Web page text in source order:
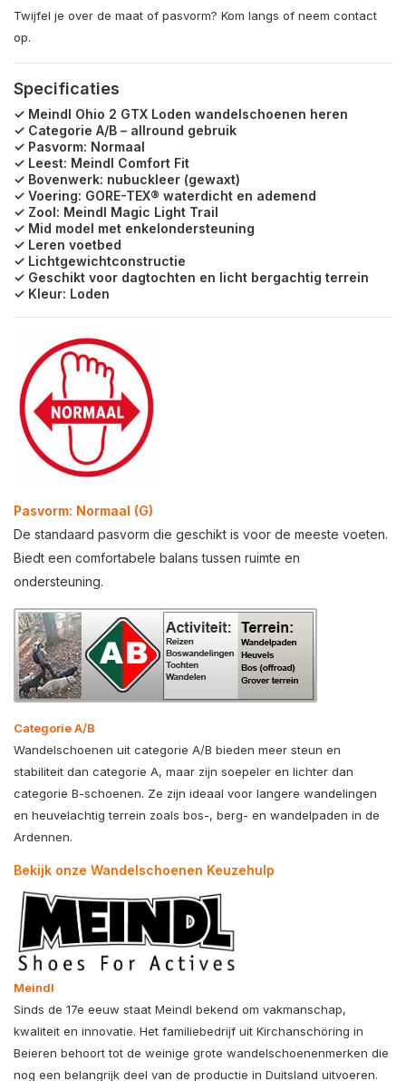
Twijfel je over de maat of pasvorm? Kom langs of neem contact
op.
Specificaties
✓ Meindl Ohio 2 GTX Loden wandelschoenen heren
✓ Categorie A/B – allround gebruik
✓ Pasvorm: Normaal
✓ Leest: Meindl Comfort Fit
✓ Bovenwerk: nubuckleer (gewaxt)
✓ Voering: GORE-TEX® waterdicht en ademend
✓ Zool: Meindl Magic Light Trail
✓ Mid model met enkelondersteuning
✓ Leren voetbed
✓ Lichtgewichtconstructie
✓ Geschikt voor dagtochten en licht bergachtig terrein
✓ Kleur: Loden
Pasvorm: Normaal (G)
De standaard pasvorm die geschikt is voor de meeste voeten.
Biedt een comfortabele balans tussen ruimte en
ondersteuning.
Categorie A/B
Wandelschoenen uit categorie A/B bieden meer steun en
stabiliteit dan categorie A, maar zijn soepeler en lichter dan
categorie B-schoenen. Ze zijn ideaal voor langere wandelingen
en heuvelachtig terrein zoals bos-, berg- en wandelpaden in de
Ardennen.
Bekijk onze Wandelschoenen Keuzehulp
Meindl
Sinds de 17e eeuw staat Meindl bekend om vakmanschap,
kwaliteit en innovatie. Het familiebedrijf uit Kirchanschöring in
Beieren behoort tot de weinige grote wandelschoenenmerken die
nog een belangrijk deel van de productie in Duitsland uitvoeren.